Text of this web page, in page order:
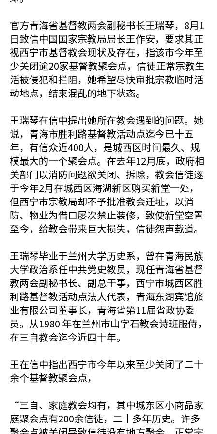
官方青海省基督教两会副秘书长王瑞琴，8月1
日致信中国国家宗教局局长王作安，要求其正
视西宁市基督教会现状及存在，指该市今年至
少关闭逾20家基督教聚会点，信徒正常宗教生
活被侵犯和拦阻，她希望尽快审批宗教临时活
动地点，结束混乱的地下状态。
王瑞琴在信中提出她所在教会遇到的问题。她
说，青海市胜利路基督教活动点迄今已十五
年，有信众近400人，是城西区时间最久、规
模最大的一个聚会点。在去年12月底，政府相
关部门以消防问题欲关闭、拆除，教会信徒遂
于今年2月在城西区海湖新区购买新堂一处，
但西宁市宗教局却不予批准教会迁址，以消
防、物业为借口屡次禁止装修，致使新堂空置
至今，给教会带来巨大损失，信徒怨声载道。
王瑞琴毕业于兰州大学历史系，曾在青海民族
大学政治系任中共党史教员，现任青海省基督
教两会副秘书长、副总干事，西宁市城西区胜
利路基督教活动点法人代表，青海东湖宾馆旅
业有限公司董事长，青海省第11届省政协委
员。从1980 年在兰州市山字石教会诗班服侍，
在三自教会迄今近四十年。
王在信中指出西宁市今年以来至少关闭了二十
余个基督教聚会点，
“三自、家庭教会均有，其中城东区小商品家
庭聚会点有200余信徒，二十多年历史。许多